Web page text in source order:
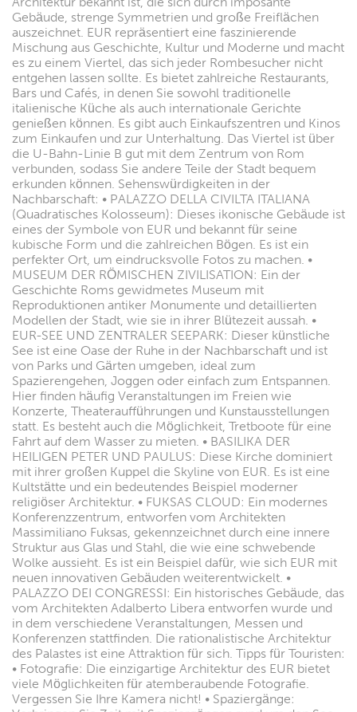
Gebäude, strenge Symmetrien und große Freiflächen
auszeichnet. EUR repräsentiert eine faszinierende
Mischung aus Geschichte, Kultur und Moderne und macht
es zu einem Viertel, das sich jeder Rombesucher nicht
entgehen lassen sollte. Es bietet zahlreiche Restaurants,
Bars und Cafés, in denen Sie sowohl traditionelle
italienische Küche als auch internationale Gerichte
genießen können. Es gibt auch Einkaufszentren und Kinos
zum Einkaufen und zur Unterhaltung. Das Viertel ist über
die U-Bahn-Linie B gut mit dem Zentrum von Rom
verbunden, sodass Sie andere Teile der Stadt bequem
erkunden können. Sehenswürdigkeiten in der
Nachbarschaft: • PALAZZO DELLA CIVILTA ITALIANA
(Quadratisches Kolosseum): Dieses ikonische Gebäude ist
eines der Symbole von EUR und bekannt für seine
kubische Form und die zahlreichen Bögen. Es ist ein
perfekter Ort, um eindrucksvolle Fotos zu machen. •
MUSEUM DER RÖMISCHEN ZIVILISATION: Ein der
Geschichte Roms gewidmetes Museum mit
Reproduktionen antiker Monumente und detaillierten
Modellen der Stadt, wie sie in ihrer Blütezeit aussah. •
EUR-SEE UND ZENTRALER SEEPARK: Dieser künstliche
See ist eine Oase der Ruhe in der Nachbarschaft und ist
von Parks und Gärten umgeben, ideal zum
Spazierengehen, Joggen oder einfach zum Entspannen.
Hier finden häufig Veranstaltungen im Freien wie
Konzerte, Theateraufführungen und Kunstausstellungen
statt. Es besteht auch die Möglichkeit, Tretboote für eine
Fahrt auf dem Wasser zu mieten. • BASILIKA DER
HEILIGEN PETER UND PAULUS: Diese Kirche dominiert
mit ihrer großen Kuppel die Skyline von EUR. Es ist eine
Kultstätte und ein bedeutendes Beispiel moderner
religiöser Architektur. • FUKSAS CLOUD: Ein modernes
Konferenzzentrum, entworfen vom Architekten
Massimiliano Fuksas, gekennzeichnet durch eine innere
Struktur aus Glas und Stahl, die wie eine schwebende
Wolke aussieht. Es ist ein Beispiel dafür, wie sich EUR mit
neuen innovativen Gebäuden weiterentwickelt. •
PALAZZO DEI CONGRESSI: Ein historisches Gebäude, das
vom Architekten Adalberto Libera entworfen wurde und
in dem verschiedene Veranstaltungen, Messen und
Konferenzen stattfinden. Die rationalistische Architektur
des Palastes ist eine Attraktion für sich. Tipps für Touristen:
• Fotografie: Die einzigartige Architektur des EUR bietet
viele Möglichkeiten für atemberaubende Fotografie.
Vergessen Sie Ihre Kamera nicht! • Spaziergänge: